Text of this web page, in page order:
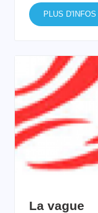
PLUS D'INFOS
La vague